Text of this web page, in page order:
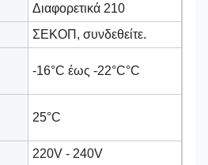
Διαφορετικά 210
ΣΕΚΟΠ, συνδεθείτε.
-16°C έως -22°C°C
25°C
220V - 240V